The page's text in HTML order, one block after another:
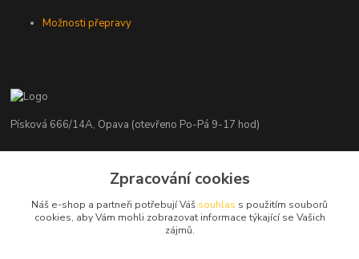
Možnosti přepravy
Písková 666/14A, Opava (otevřeno Po-Pá 9-17 hod)
+420 776 839 986
info@nosice.com
Zpracování cookies
Náš e-shop a partneři potřebují Váš souhlas s použitím souborů
cookies, aby Vám mohli zobrazovat informace týkající se Vašich
zájmů.